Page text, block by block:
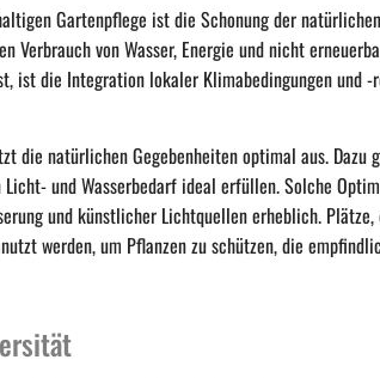
Gartenpflege ist die Schonung der
Verbrauch von Wasser, Energie und nicht
ist die Integration lokaler Klimabedingungen und -
die natürlichen Gegebenheiten optimal aus. Dazu
und Wasserbedarf ideal erfüllen. Solche
und künstlicher Lichtquellen erheblich.
werden, um Pflanzen zu schützen, die